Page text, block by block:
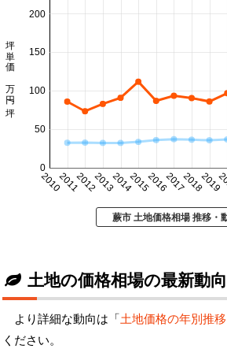
2010201120122013201420152016201720182019
0
50
100
150
200
坪単価 万円/坪
蕨市 土地価格相場 推移・
土地の価格相場の最新動向
より詳細な動向は「土地価格の年別推移
ください。